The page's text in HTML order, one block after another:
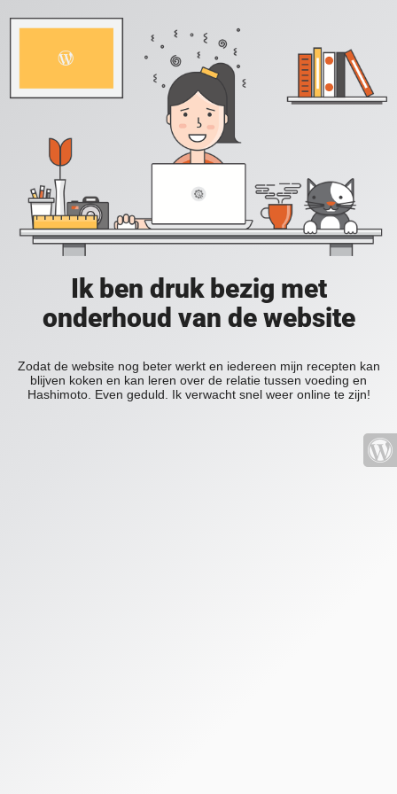
Ik ben druk bezig met
onderhoud van de website
Zodat de website nog beter werkt en iedereen mijn recepten kan
blijven koken en kan leren over de relatie tussen voeding en
Hashimoto. Even geduld. Ik verwacht snel weer online te zijn!